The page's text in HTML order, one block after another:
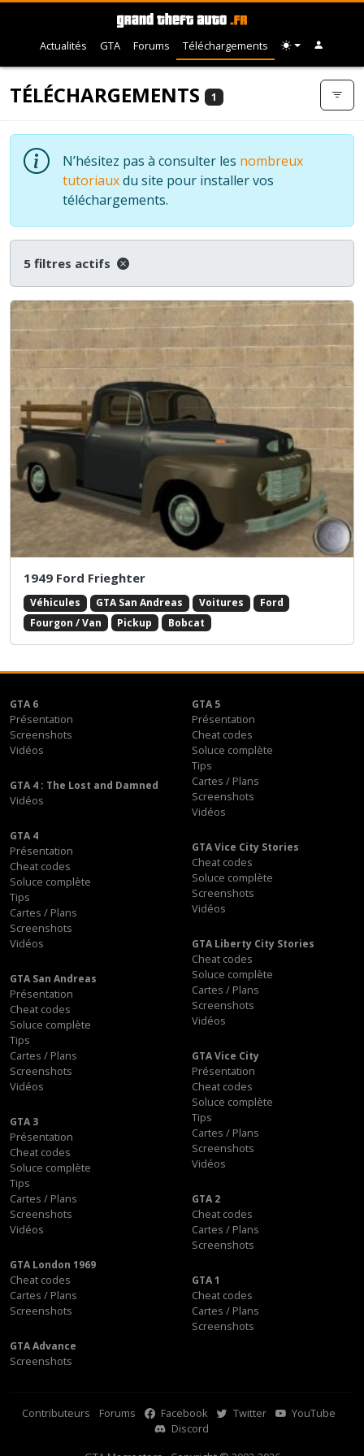
Actualités GTA Forums Téléchargements
TÉLÉCHARGEMENTS 1
N’hésitez pas à consulter les nombreux
tutoriauxdu site pour installer vos
téléchargements.
5 filtres actifs
1949 Ford Frieghter
Véhicules GTA San Andreas Voitures
Ford
Fourgon / Van
Pickup Bobcat
GTA 6
Présentation
Screenshots
Vidéos
GTA 5
Présentation
Cheat codes
Soluce complète
Tips
Cartes / Plans
Screenshots
Vidéos
GTA 4 : The Lost and Damned
Vidéos
GTA 4
Présentation
Cheat codes
Soluce complète
Tips
Cartes / Plans
Screenshots
Vidéos
GTA Vice City Stories
Cheat codes
Soluce complète
Screenshots
Vidéos
GTA Liberty City Stories
Cheat codes
Soluce complète
Cartes / Plans
Screenshots
Vidéos
GTA San Andreas
Présentation
Cheat codes
Soluce complète
Tips
Cartes / Plans
Screenshots
Vidéos
GTA Vice City
Présentation
Cheat codes
Soluce complète
Tips
Cartes / Plans
Screenshots
Vidéos
GTA 3
Présentation
Cheat codes
Soluce complète
Tips
Cartes / Plans
Screenshots
Vidéos
GTA 2
Cheat codes
Cartes / Plans
Screenshots
GTA London 1969
Cheat codes
Cartes / Plans
Screenshots
GTA 1
Cheat codes
Cartes / Plans
Screenshots
GTA Advance
Screenshots
Contributeurs Forums Facebook Twitter
YouTube
Discord